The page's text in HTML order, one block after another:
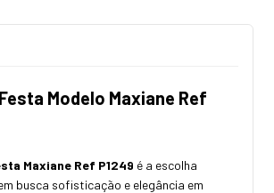
Modelo Maxiane Ref
Maxiane Ref P1249 é a escolha
busca sofisticação e elegância em